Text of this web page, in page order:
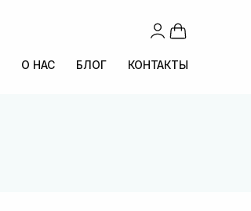
О НАС БЛОГ КОНТАКТЫ